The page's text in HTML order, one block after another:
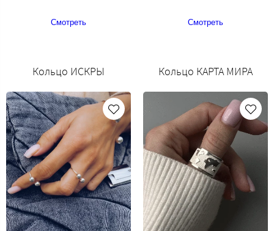
Смотреть Смотреть
Кольцо ИСКРЫ Кольцо КАРТА МИРА